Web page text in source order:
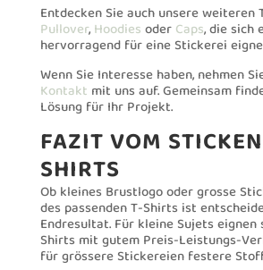
Entdecken Sie auch unsere weiteren
Pullover,HoodiesoderCaps, die sich
hervorragend für eine Stickerei
Wenn Sie Interesse haben, nehmen
Kontakt mit uns auf. Gemeinsam
Lösung für Ihr Projekt.
FAZIT VOM
SHIRTS
Ob kleines Brustlogo oder grosse
des passenden T-Shirts ist
Endresultat. Für kleine Sujets
Shirts mit gutem Preis-Leistungs-
für grössere Stickereien festere